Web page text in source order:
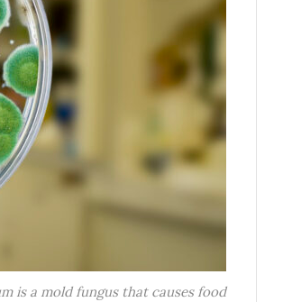
is a mold fungus that causes food